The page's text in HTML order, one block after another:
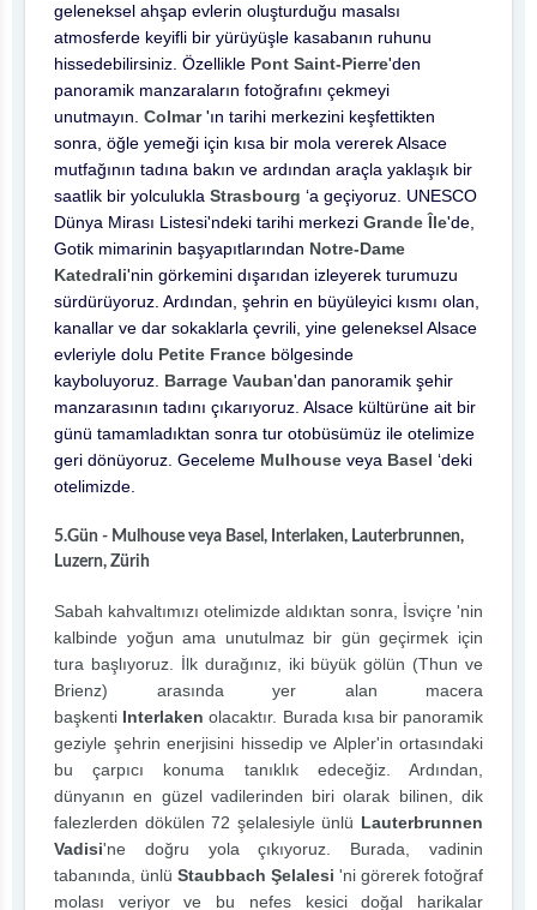
geleneksel ahşap evlerin oluşturduğu masalsı
atmosferde keyifli bir yürüyüşle kasabanın ruhunu
hissedebilirsiniz. Özellikle Pont Saint-Pierre'den
panoramik manzaraların fotoğrafını çekmeyi
unutmayın. Colmar'ın tarihi merkezini keşfettikten
sonra, öğle yemeği için kısa bir mola vererek Alsace
mutfağının tadına bakın ve ardından araçla yaklaşık bir
saatlik bir yolculukla Strasbourg ‘a geçiyoruz. UNESCO
Dünya Mirası Listesi'ndeki tarihi merkezi Grande Île'de,
Gotik mimarinin başyapıtlarından Notre-Dame
Katedrali'nin görkemini dışarıdan izleyerek turumuzu
sürdürüyoruz. Ardından, şehrin en büyüleyici kısmı olan,
kanallar ve dar sokaklarla çevrili, yine geleneksel Alsace
evleriyle dolu Petite France bölgesinde
kayboluyoruz. Barrage Vauban'dan panoramik şehir
manzarasının tadını çıkarıyoruz. Alsace kültürüne ait bir
günü tamamladıktan sonra tur otobüsümüz ile otelimize
geri dönüyoruz. Geceleme Mulhouse veya Basel ‘deki
otelimizde.
5.Gün - Mulhouse veya Basel, Interlaken, Lauterbrunnen,
Luzern, Zürih
Sabah kahvaltımızı otelimizde aldıktan sonra, İsviçre 'nin
kalbinde yoğun ama unutulmaz bir gün geçirmek için
tura başlıyoruz. İlk durağınız, iki büyük gölün (Thun ve
Brienz) arasında yer alan macera
başkenti Interlaken olacaktır. Burada kısa bir panoramik
geziyle şehrin enerjisini hissedip ve Alpler'in ortasındaki
bu çarpıcı konuma tanıklık edeceğiz. Ardından,
dünyanın en güzel vadilerinden biri olarak bilinen, dik
falezlerden dökülen 72 şelalesiyle ünlü Lauterbrunnen
Vadisi'ne doğru yola çıkıyoruz. Burada, vadinin
tabanında, ünlü Staubbach Şelalesi 'ni görerek fotoğraf
molası veriyor ve bu nefes kesici doğal harikalar